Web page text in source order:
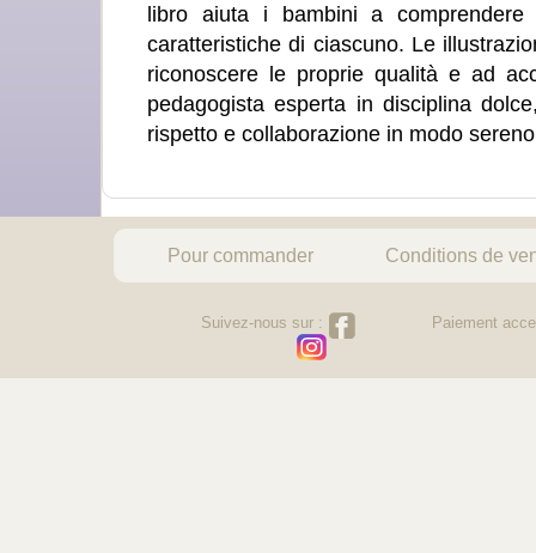
libro aiuta i bambini a
caratteristiche di ciascuno. Le
riconoscere le proprie qualità e ad
pedagogista esperta in disciplina
rispetto e collaborazione in modo
Pour commander Conditions de
Suivez-nous sur : Paiement